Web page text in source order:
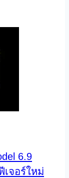
6.9
เจอร์ใหม่